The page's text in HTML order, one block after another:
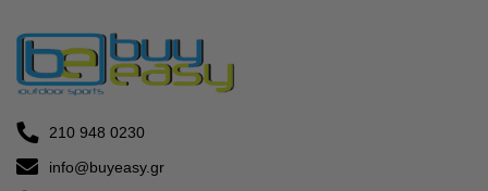
210 948 0230
info@buyeasy.gr